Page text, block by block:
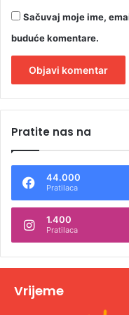
Sačuvaj moje ime,
buduće komentare.
t
n
t
v
Pratite nas na
44.000
Pratilaca
1.400
Pratilaca
Vrijeme